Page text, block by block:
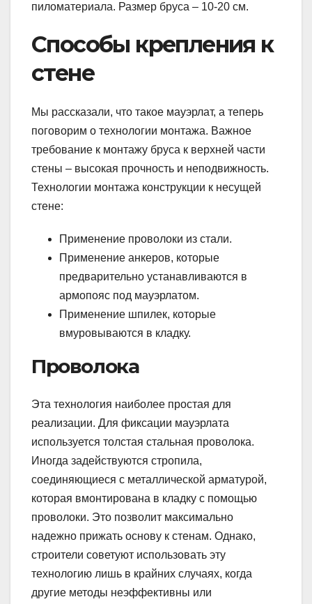
пиломатериала. Размер бруса – 10-20 см.
Способы крепления к
стене
Мы рассказали, что такое мауэрлат, а теперь
поговорим о технологии монтажа. Важное
требование к монтажу бруса к верхней части
стены – высокая прочность и неподвижность.
Технологии монтажа конструкции к несущей
стене:
Применение проволоки из стали.
Применение анкеров, которые
предварительно устанавливаются в
армопояс под мауэрлатом.
Применение шпилек, которые
вмуровываются в кладку.
Проволока
Эта технология наиболее простая для
реализации. Для фиксации мауэрлата
используется толстая стальная проволока.
Иногда задействуются стропила,
соединяющиеся с металлической арматурой,
которая вмонтирована в кладку с помощью
проволоки. Это позволит максимально
надежно прижать основу к стенам. Однако,
строители советуют использовать эту
технологию лишь в крайних случаях, когда
другие методы неэффективны или